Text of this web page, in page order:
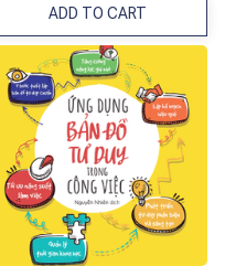
ADD TO CART